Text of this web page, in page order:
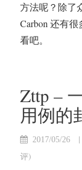
方法呢？除了
Carbon 还有
看吧。
Zttp –
用例的
2017/05/26 |
评)